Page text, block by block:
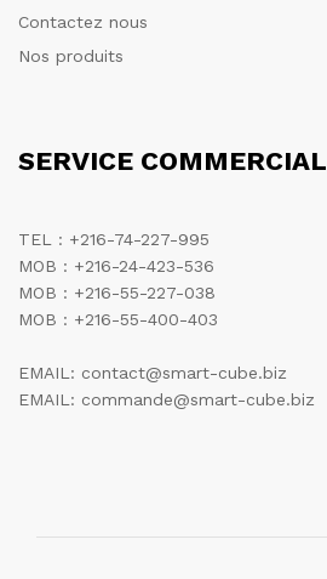
Contactez nous
Nos produits
SERVICE COMMERCIAL
TEL : +216-74-227-995
MOB : +216-24-423-536
MOB : +216-55-227-038
MOB : +216-55-400-403
EMAIL: contact@smart-cube.biz
EMAIL: commande@smart-cube.biz